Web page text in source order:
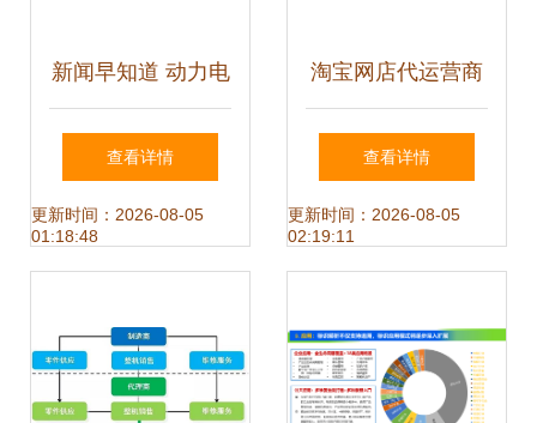
新闻早知道 动力电
池回收体系初步形
成·人本集团领航轴
销售观察
查看详情
更新时间：2026-08-05
01:18:48
淘宝网店代运营商
的特点解析——以
互联网设备销售为
查看详情
更新时间：2026-08-05
02:19:11